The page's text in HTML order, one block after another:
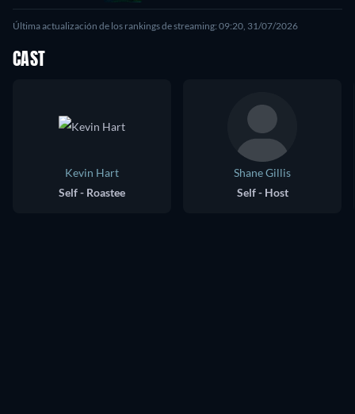
Última actualización de los rankings de streaming: 09:20, 31/07/2026
CAST
Kevin Hart
Self - Roastee
Shane Gillis
Self - Host